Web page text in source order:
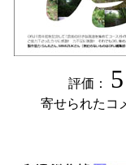
評価： 5
寄せられたコ